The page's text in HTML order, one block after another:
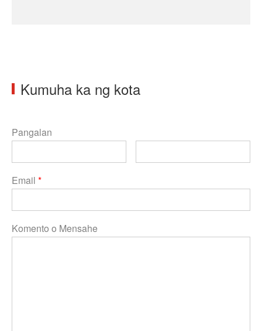
Kumuha ka ng kota
Pangalan
Email *
Komento o Mensahe